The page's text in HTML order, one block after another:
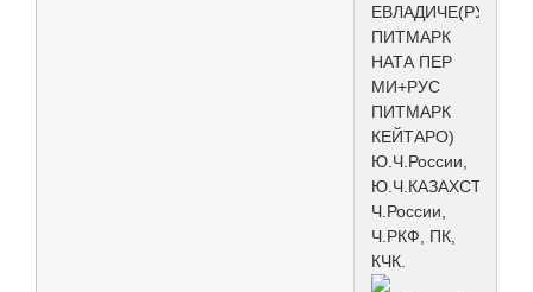
ЕВЛАДИЧЕ(РУС
ПИТМАРК
НАТА ПЕР
МИ+РУС
ПИТМАРК
КЕЙТАРО)
Ю.Ч.России,
Ю.Ч.КАЗАХСТАНА,
Ч.России,
Ч.РКФ, ПК,
КЧК.